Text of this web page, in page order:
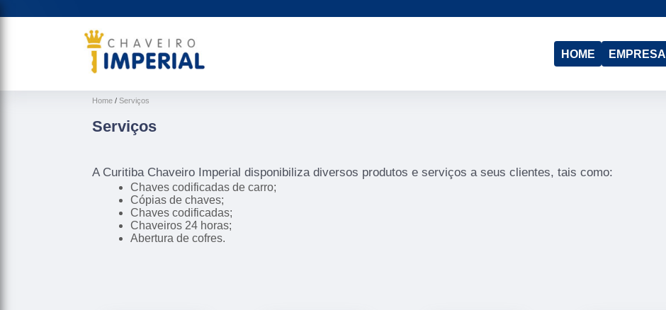
HOME EMPRESA
Home Serviços
Serviços
A Curitiba Chaveiro Imperial disponibiliza diversos produtos e serviços a seus clientes, tais como:
Chaves codificadas de carro;
Cópias de chaves;
Chaves codificadas;
Chaveiros 24 horas;
Abertura de cofres.